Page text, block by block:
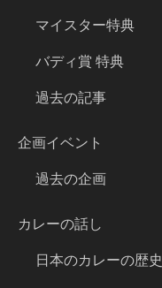
マイスター特典
バディ賞 特典
過去の記事
企画イベント
過去の企画
カレーの話し
日本のカレーの歴史